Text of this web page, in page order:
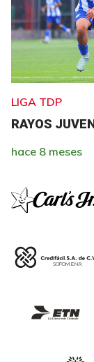
LIGA TDP
RAYOS
hace 8 meses